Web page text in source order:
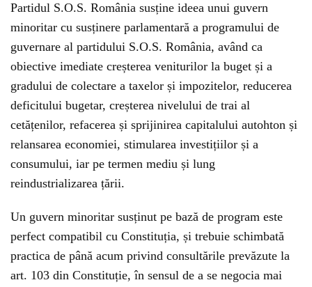
Partidul S.O.S. România susține ideea unui guvern
minoritar cu susținere parlamentară a programului de
guvernare al partidului S.O.S. România, având ca
obiective imediate creșterea veniturilor la buget și a
gradului de colectare a taxelor și impozitelor, reducerea
deficitului bugetar, creșterea nivelului de trai al
cetățenilor, refacerea și sprijinirea capitalului autohton și
relansarea economiei, stimularea investițiilor și a
consumului, iar pe termen mediu și lung
reindustrializarea țării.
Un guvern minoritar susținut pe bază de program este
perfect compatibil cu Constituția, și trebuie schimbată
practica de până acum privind consultările prevăzute la
art. 103 din Constituție, în sensul de a se negocia mai